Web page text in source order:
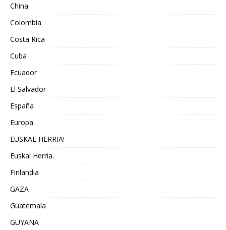
China
Colombia
Costa Rica
Cuba
Ecuador
El Salvador
España
Europa
EUSKAL HERRIA!
Euskal Herria.
Finlandia
GAZA
Guatemala
GUYANA